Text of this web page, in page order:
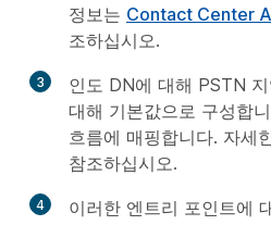
정보는 Contact Center
조하십시오.
3
인도 DN에 대해 PSTN
대해 기본값으로 구성합
흐름에 매핑합니다. 자세
참조하십시오.
4
이러한 엔트리 포인트에